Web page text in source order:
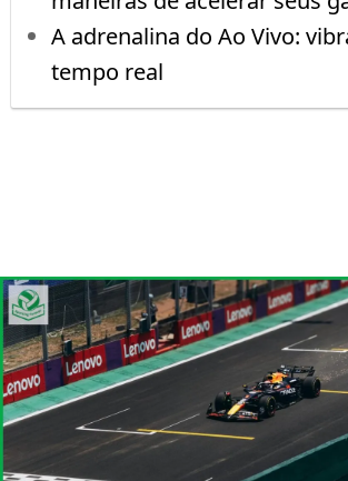
A adrenalina do Ao Vivo:
tempo real